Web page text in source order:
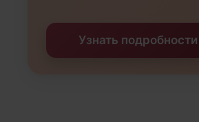
Узнать подробности